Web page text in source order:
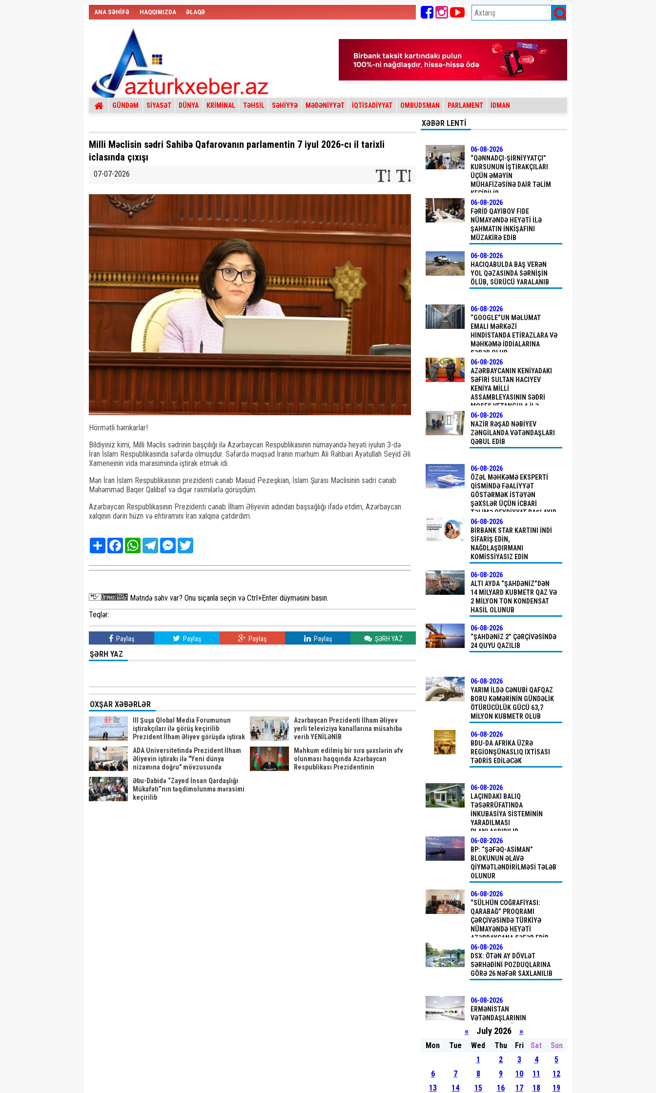
ANA SƏHİFƏ HAQQIMIZDA ƏLAQƏ
GÜNDƏM SİYASƏT DÜNYA KRİMİNAL TƏHSİL SƏHİYYƏ MƏDƏNİYYƏT İQTİSADİYYAT OMBUDSMAN PARLAMENT İDMAN
Milli Məclisin sədri Sahibə Qafarovanın parlamentin 7 iyul 2026-cı il tarixli
iclasında çıxışı
07-07-2026
Hörmətli həmkarlar!
Bildiyiniz kimi, Milli Məclis sədrinin başçılığı ilə Azərbaycan Respublikasının nümayəndə heyəti iyulun 3-də
İran İslam Respublikasında səfərdə olmuşdur. Səfərdə məqsəd İranın mərhum Ali Rəhbəri Ayətullah Seyid Əli
Xameneinin vida mərasimində iştirak etmək idi.
Mən İran İslam Respublikasının prezidenti cənab Məsud Pezeşkian, İslam Şurası Məclisinin sədri cənab
Məhəmməd Baqer Qalibaf və digər rəsmilərlə görüşdüm.
Azərbaycan Respublikasının Prezidenti cənab İlham Əliyevin adından başsağlığı ifadə etdim, Azərbaycan
xalqının dərin hüzn və ehtiramını İran xalqına çatdırdım.
Share FacebookWhatsAppTelegramMessenger
Mətndə səhv var? Onu siçanla seçin və Ctrl+Enter düyməsini basın.
Teqlər:
Paylaş Paylaş Paylaş Paylaş ŞƏRH YAZ
ŞƏRH YAZ
OXŞAR XƏBƏRLƏR
III Şuşa Qlobal Media Forumunun
iştirakçıları ilə görüş keçirilib
Prezident İlham Əliyev görüşdə iştirak
Azərbaycan Prezidenti İlham Əliyev
yerli televiziya kanallarına müsahibə
verib YENİLƏNİB
ADA Universitetində Prezident İlham
Əliyevin iştirakı ilə "Yeni dünya
nizamına doğru" mövzusunda
beynəlxalq forum keçirilib YENİLƏNİB
Məhkum edilmiş bir sıra şəxslərin əfv
olunması haqqında Azərbaycan
Respublikası Prezidentinin
Əbu-Dabidə “Zayed İnsan Qardaşlığı
Mükafatı”nın təqdimolunma mərasimi
keçirilib
XƏBƏR LENTİ
06-08-2026
“QƏNNADÇI-ŞIRNIYYATÇI”
KURSUNUN IŞTIRAKÇILARI
ÜÇÜN ƏMƏYIN
MÜHAFIZƏSINƏ DAIR TƏLIM
KEÇIRILIB
06-08-2026
FƏRID QAYIBOV FIDE
NÜMAYƏNDƏ HEYƏTI ILƏ
ŞAHMATIN INKIŞAFINI
MÜZAKIRƏ EDIB
06-08-2026
HACIQABULDA BAŞ VERƏN
YOL QƏZASINDA SƏRNIŞIN
ÖLÜB, SÜRÜCÜ YARALANIB
06-08-2026
“GOOGLE”UN MƏLUMAT
EMALI MƏRKƏZI
HINDISTANDA ETIRAZLARA VƏ
MƏHKƏMƏ IDDIALARINA
SƏBƏB OLUB
06-08-2026
AZƏRBAYCANIN KENIYADAKI
SƏFIRI SULTAN HACIYEV
KENIYA MILLI
ASSAMBLEYASININ SƏDRI
MOSES VETANGULA ILƏ
GÖRÜŞÜB
06-08-2026
NAZIR RƏŞAD NƏBIYEV
ZƏNGILANDA VƏTƏNDAŞLARI
QƏBUL EDIB
06-08-2026
ÖZƏL MƏHKƏMƏ EKSPERTI
QISMINDƏ FƏALIYYƏT
GÖSTƏRMƏK ISTƏYƏN
ŞƏXSLƏR ÜÇÜN ICBARI
TƏLIMƏ QEYDIYYAT BAŞLAYIB
06-08-2026
BIRBANK STAR KARTINI INDI
SIFARIŞ EDIN,
NAĞDLAŞDIRMANI
KOMISSIYASIZ EDIN
06-08-2026
ALTI AYDA “ŞAHDƏNIZ”DƏN
14 MILYARD KUBMETR QAZ VƏ
2 MILYON TON KONDENSAT
HASIL OLUNUB
06-08-2026
“ŞAHDƏNIZ 2” ÇƏRÇIVƏSINDƏ
24 QUYU QAZILIB
06-08-2026
YARIM ILDƏ CƏNUBI QAFQAZ
BORU KƏMƏRININ GÜNDƏLIK
ÖTÜRÜCÜLÜK GÜCÜ 63,7
MILYON KUBMETR OLUB
06-08-2026
BDU-DA AFRIKA ÜZRƏ
REGIONŞÜNASLIQ IXTISASI
TƏDRIS EDILƏCƏK
06-08-2026
LAÇINDAKI BALIQ
TƏSƏRRÜFATINDA
INKUBASIYA SISTEMININ
YARADILMASI
PLANLAŞDIRILIR
06-08-2026
BP: “ŞƏFƏQ-ASIMAN”
BLOKUNUN ƏLAVƏ
QIYMƏTLƏNDIRILMƏSI TƏLƏB
OLUNUR
06-08-2026
“SÜLHÜN COĞRAFIYASI:
QARABAĞ” PROQRAMI
ÇƏRÇIVƏSINDƏ TÜRKIYƏ
NÜMAYƏNDƏ HEYƏTI
AZƏRBAYCANA SƏFƏR EDIB
06-08-2026
DSX: ÖTƏN AY DÖVLƏT
SƏRHƏDINI PОZDUQLARINA
GÖRƏ 26 NƏFƏR SAXLANILIB
06-08-2026
ERMƏNISTAN
VƏTƏNDAŞLARININ
ŞIKAYƏTLƏRI ÜZRƏ
APELLYASIYA
MƏHKƏMƏSINDƏ YEKUN
TÜRKIYƏDƏKI BU TARIXI
ABIDƏ UNESCO-NUN DÜNYA
İRSININ İLKIN SIYAHISINA
DAXIL EDILDI
« July 2026 »
Mon Tue Wed Thu Fri Sat
Sun
1
2 3 4
5
6
7 8 9 10 11
12
13
14 15 16 17 18 19